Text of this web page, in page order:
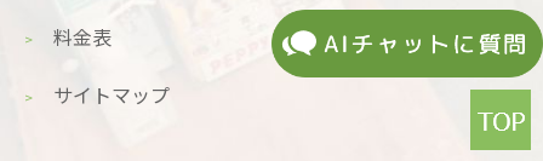
料金表
サイトマップ